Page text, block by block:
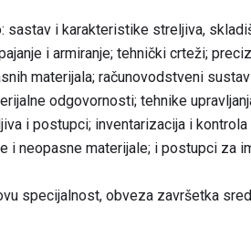
sastav i karakteristike streljiva,
i armiranje; tehnički crteži;
materijala; računovodstveni
odgovornosti; tehnike
i postupci; inventarizacija i
i neopasne materijale; i postupci za
specijalnost, obveza završetka